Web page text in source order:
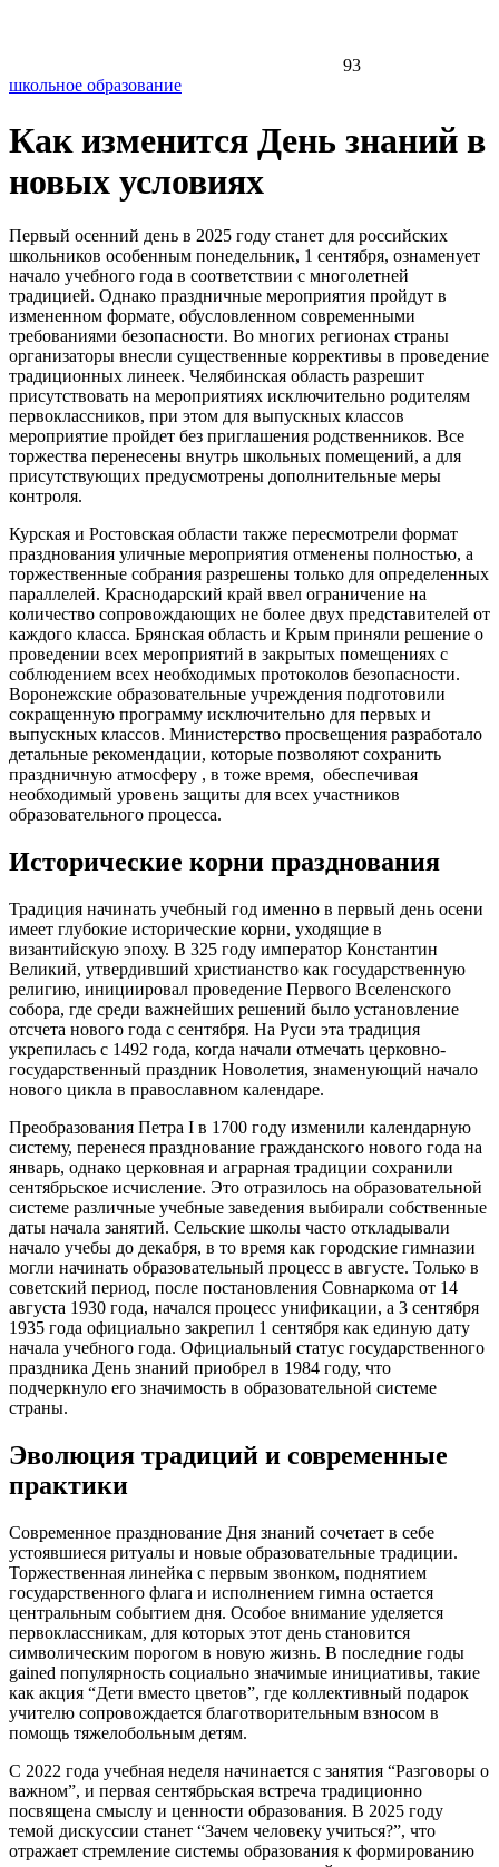
93
школьное образование
Как изменится День знаний в
новых условиях
Первый осенний день в 2025 году станет для российских
школьников особенным понедельник, 1 сентября, ознаменует
начало учебного года в соответствии с многолетней
традицией. Однако праздничные мероприятия пройдут в
измененном формате, обусловленном современными
требованиями безопасности. Во многих регионах страны
организаторы внесли существенные коррективы в проведение
традиционных линеек. Челябинская область разрешит
присутствовать на мероприятиях исключительно родителям
первоклассников, при этом для выпускных классов
мероприятие пройдет без приглашения родственников. Все
торжества перенесены внутрь школьных помещений, а для
присутствующих предусмотрены дополнительные меры
контроля.
Курская и Ростовская области также пересмотрели формат
празднования уличные мероприятия отменены полностью, а
торжественные собрания разрешены только для определенных
параллелей. Краснодарский край ввел ограничение на
количество сопровождающих не более двух представителей от
каждого класса. Брянская область и Крым приняли решение о
проведении всех мероприятий в закрытых помещениях с
соблюдением всех необходимых протоколов безопасности.
Воронежские образовательные учреждения подготовили
сокращенную программу исключительно для первых и
выпускных классов. Министерство просвещения разработало
детальные рекомендации, которые позволяют сохранить
праздничную атмосферу , в тоже время, обеспечивая
необходимый уровень защиты для всех участников
образовательного процесса.
Исторические корни празднования
Традиция начинать учебный год именно в первый день осени
имеет глубокие исторические корни, уходящие в
византийскую эпоху. В 325 году император Константин
Великий, утвердивший христианство как государственную
религию, инициировал проведение Первого Вселенского
собора, где среди важнейших решений было установление
отсчета нового года с сентября. На Руси эта традиция
укрепилась с 1492 года, когда начали отмечать церковно-
государственный праздник Новолетия, знаменующий начало
нового цикла в православном календаре.
Преобразования Петра I в 1700 году изменили календарную
систему, перенеся празднование гражданского нового года на
январь, однако церковная и аграрная традиции сохранили
сентябрьское исчисление. Это отразилось на образовательной
системе различные учебные заведения выбирали собственные
даты начала занятий. Сельские школы часто откладывали
начало учебы до декабря, в то время как городские гимназии
могли начинать образовательный процесс в августе. Только в
советский период, после постановления Совнаркома от 14
августа 1930 года, начался процесс унификации, а 3 сентября
1935 года официально закрепил 1 сентября как единую дату
начала учебного года. Официальный статус государственного
праздника День знаний приобрел в 1984 году, что
подчеркнуло его значимость в образовательной системе
страны.
Эволюция традиций и современные
практики
Современное празднование Дня знаний сочетает в себе
устоявшиеся ритуалы и новые образовательные традиции.
Торжественная линейка с первым звонком, поднятием
государственного флага и исполнением гимна остается
центральным событием дня. Особое внимание уделяется
первоклассникам, для которых этот день становится
символическим порогом в новую жизнь. В последние годы
gained популярность социально значимые инициативы, такие
как акция “Дети вместо цветов”, где коллективный подарок
учителю сопровождается благотворительным взносом в
помощь тяжелобольным детям.
С 2022 года учебная неделя начинается с занятия “Разговоры о
важном”, и первая сентябрьская встреча традиционно
посвящена смыслу и ценности образования. В 2025 году
темой дискуссии станет “Зачем человеку учиться?”, что
отражает стремление системы образования к формированию